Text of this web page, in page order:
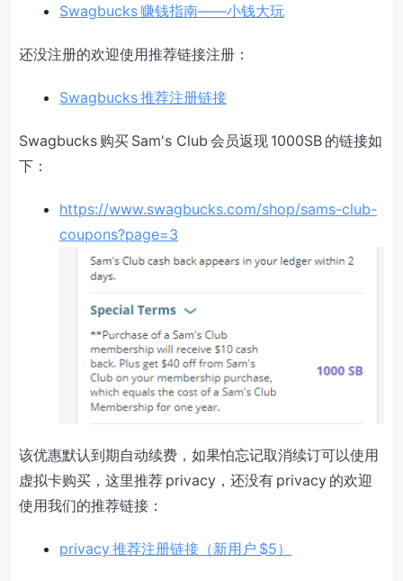
Swagbucks 赚钱指南——小钱大玩
还没注册的欢迎使用推荐链接注册：
Swagbucks 推荐注册链接
Swagbucks 购买 Sam's Club 会员返现 1000SB 的链接如
下：
https://www.swagbucks.com/shop/sams-club-
coupons?page=3
该优惠默认到期自动续费，如果怕忘记取消续订可以使用
虚拟卡购买，这里推荐 privacy，还没有 privacy 的欢迎
使用我们的推荐链接：
privacy 推荐注册链接（新用户 $5）